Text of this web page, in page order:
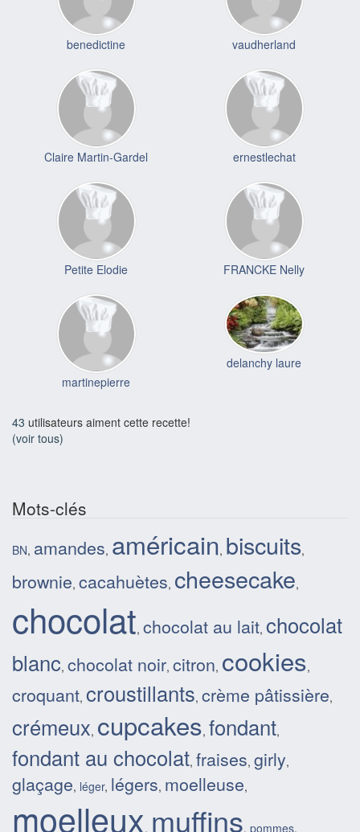
benedictine vaudherland
Claire Martin-Gardel ernestlechat
Petite Elodie FRANCKE Nelly
martinepierre
delanchy laure
43 utilisateurs aiment cette recette!
(voir tous)
Mots-clés
BN, amandes, américain, biscuits,
brownie, cacahuètes, cheesecake,
chocolat, chocolat au lait, chocolat
blanc, chocolat noir, citron, cookies,
croquant, croustillants, crème pâtissière,
crémeux, cupcakes, fondant,
fondant au chocolat, fraises, girly,
glaçage, léger, légers, moelleuse,
moelleux, muffins, pommes,